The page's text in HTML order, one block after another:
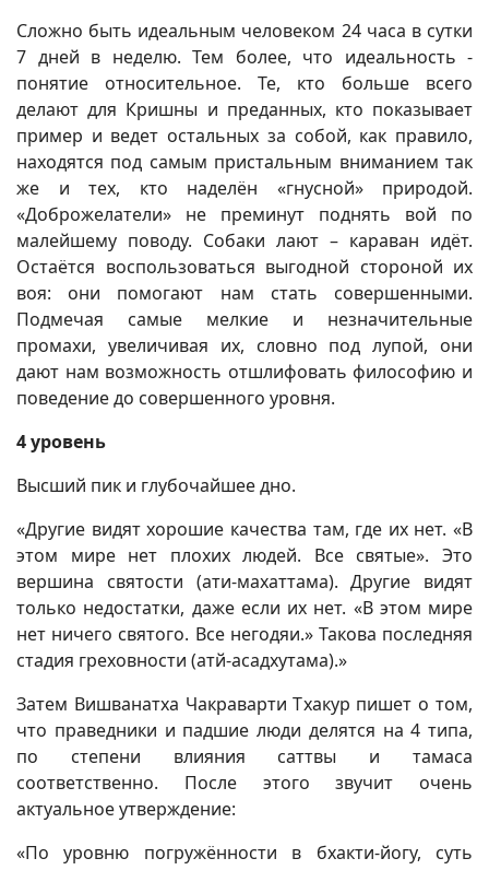
Сложно быть идеальным человеком 24 часа в сутки
7 дней в неделю. Тем более, что идеальность -
понятие относительное. Те, кто больше всего
делают для Кришны и преданных, кто показывает
пример и ведет остальных за собой, как правило,
находятся под самым пристальным вниманием так
же и тех, кто наделён «гнусной» природой.
«Доброжелатели» не преминут поднять вой по
малейшему поводу. Собаки лают – караван идёт.
Остаётся воспользоваться выгодной стороной их
воя: они помогают нам стать совершенными.
Подмечая самые мелкие и незначительные
промахи, увеличивая их, словно под лупой, они
дают нам возможность отшлифовать философию и
поведение до совершенного уровня.
4 уровень
Высший пик и глубочайшее дно.
«Другие видят хорошие качества там, где их нет. «В
этом мире нет плохих людей. Все святые». Это
вершина святости (ати-махаттама). Другие видят
только недостатки, даже если их нет. «В этом мире
нет ничего святого. Все негодяи.» Такова последняя
стадия греховности (атй-асадхутама).»
Затем Вишванатха Чакраварти Тхакур пишет о том,
что праведники и падшие люди делятся на 4 типа,
по степени влияния саттвы и тамаса
соответственно. После этого звучит очень
актуальное утверждение:
«По уровню погружённости в бхакти-йогу, суть